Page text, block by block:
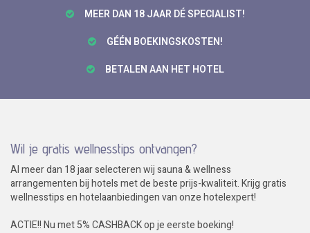
MEER DAN 18 JAAR DÉ SPECIALIST!
GÉÉN BOEKINGSKOSTEN!
BETALEN AAN HET HOTEL
Wil je gratis wellnesstips ontvangen?
Al meer dan 18 jaar selecteren wij sauna & wellness
arrangementen bij hotels met de beste prijs-kwaliteit. Krijg gratis
wellnesstips en hotelaanbiedingen van onze hotelexpert!
ACTIE!! Nu met 5% CASHBACK op je eerste boeking!